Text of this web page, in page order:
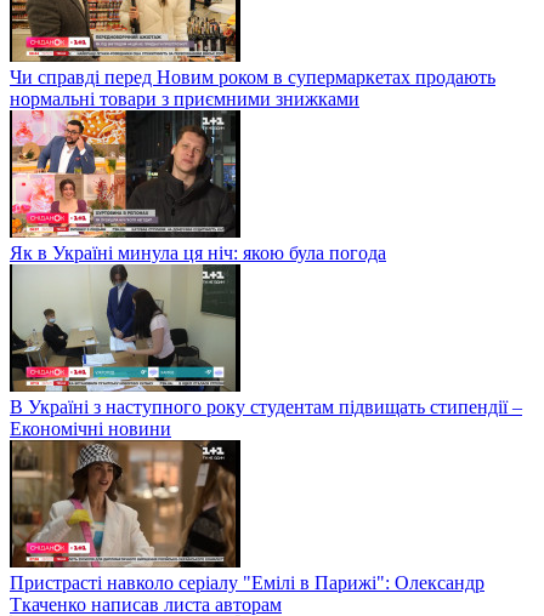
Чи справді перед Новим роком в супермаркетах продають
нормальні товари з приємними знижками
Як в Україні минула ця ніч: якою була погода
В Україні з наступного року студентам підвищать стипендії –
Економічні новини
Пристрасті навколо серіалу "Емілі в Парижі": Олександр
Ткаченко написав листа авторам